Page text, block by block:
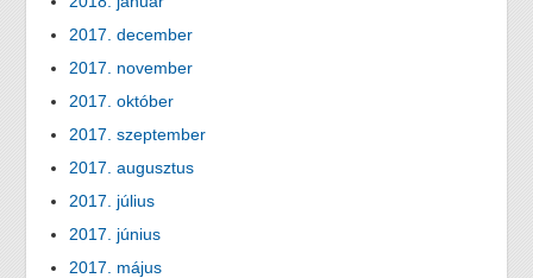
2017. december
2017. november
2017. október
2017. szeptember
2017. augusztus
2017. július
2017. június
2017. május